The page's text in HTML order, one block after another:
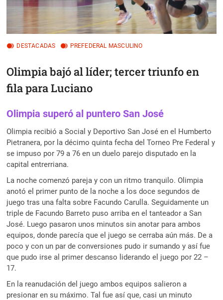
DESTACADAS PREFEDERAL MASCULINO
Olimpia bajó al líder; tercer triunfo en
fila para Luciano
Olimpia superó al puntero San José
Olimpia recibió a Social y Deportivo San José en el Humberto
Pietranera, por la décimo quinta fecha del Torneo Pre Federal y
se impuso por 79 a 76 en un duelo parejo disputado en la
capital entrerriana.
La noche comenzó pareja y con un ritmo tranquilo. Olimpia
anotó el primer punto de la noche a los doce segundos de
juego tras una falta sobre Facundo Carulla. Seguidamente un
triple de Facundo Barreto puso arriba en el tanteador a San
José. Luego pasaron unos minutos sin anotar para ambos
equipos, donde parecía que el juego se cerraba aún más. De a
poco y con un par de conversiones pudo ir sumando y así fue
que pudo irse al primer descanso liderando el juego por 22 –
17.
En la reanudación del juego ambos equipos salieron a
presionar en su máximo. Tal fue así que, casi un minuto